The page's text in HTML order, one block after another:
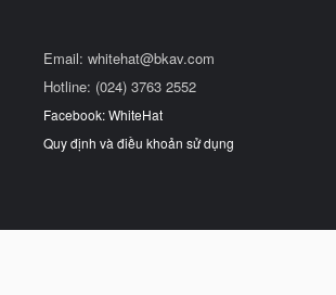
Email: whitehat@bkav.com
Hotline: (024) 3763 2552
Facebook: WhiteHat
Quy định và điều khoản sử dụng